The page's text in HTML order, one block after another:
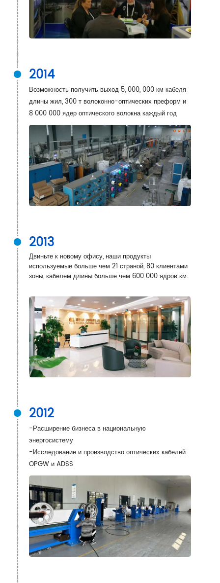
2014
Возможность получить выход 5, 000, 000 км кабеля
длины жил, 300 т волоконно-оптических преформ и
8 000 000 ядер оптического волокна каждый год
2013
Двиньте к новому офису, наши продукты
используемые больше чем 21 страной, 80 клиентами
зоны, кабелем длины больше чем 600 000 ядров км.
2012
-Расширение бизнеса в национальную
энергосистему
-Исследование и производство оптических кабелей
OPGW и ADSS